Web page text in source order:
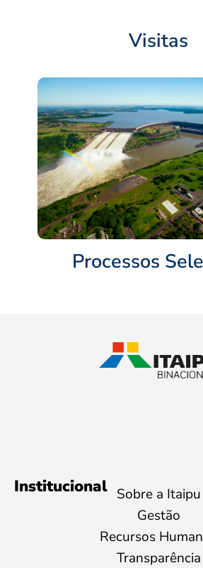
Visitas
Processos
Institucional Sobre a Itaipu
Gestão
Recursos
Transparência